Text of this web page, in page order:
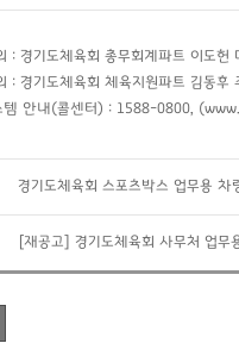
: 경기도체육회 총무회계파트 이도
: 경기도체육회 체육지원파트 김동
안내(콜센터) : 1588-0800,
경기도체육회 스포츠박스 업무용 차
[재공고] 경기도체육회 사무처 업무